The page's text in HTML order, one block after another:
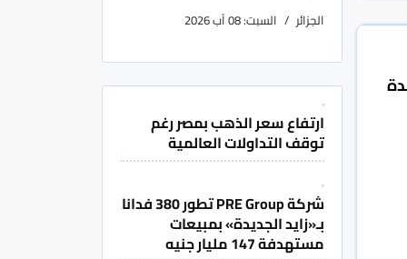
الجزائر السبت: 08 آب 2026
ارتفاع سعر الذهب بمصر رغم
توقف التداولات العالمية
شركة PRE Group تطور 380 فدانا
بـ«زايد الجديدة» بمبيعات
مستهدفة 147 مليار جنيه